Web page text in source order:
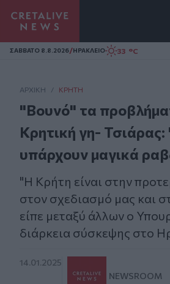
Homepage
ΣAΒΒΑΤΟ 8.8.2026/ΗΡΑΚΛΕΙΟ 33 °C
ΑΡΧΙΚΗ / ΚΡΉΤΗ
"Βουνό" τα
Κρητική γη-
υπάρχουν μαγικά
"Η Κρήτη είναι στην
στον σχεδιασμό μας και
είπε μεταξύ άλλων ο
διάρκεια σύσκεψης στο
14.01.2025
NEWSROOM